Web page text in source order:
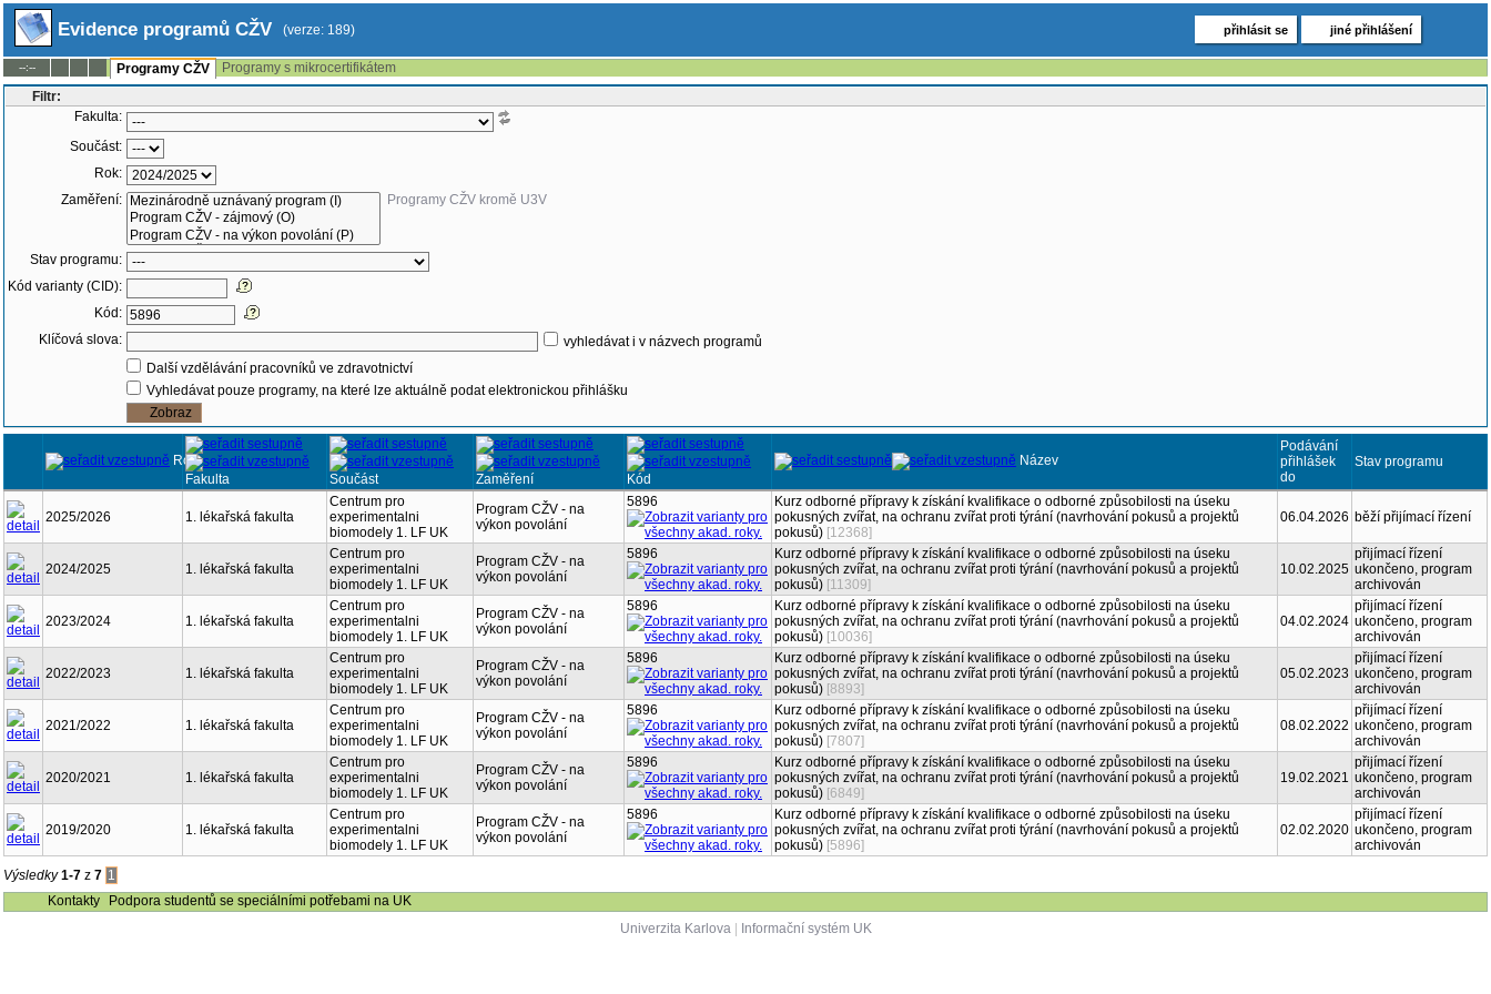
Evidence programů CŽV (verze: 189) přihlásit se jiné přihlášení
--:-- Programy CŽV
Programy s mikrocertifikátem
Filtr:
Fakulta:
Součást:
Rok:
Zaměření:
Programy CŽV kromě U3V
Stav programu:
Kód varianty (CID):
Kód:
Klíčová slova:
vyhledávat i v názvech programů
Další vzdělávání pracovníků ve zdravotnictví
Vyhledávat pouze programy, na které lze aktuálně podat elektronickou přihlášku
Rok
Fakulta
Součást Zaměření Kód
Název
Podávání
přihlášek
do
Stav programu
2025/2026 1. lékařská fakulta
Centrum pro
experimentalni
biomodely 1. LF UK
Program CŽV - na
výkon povolání
5896
Kurz odborné přípravy k získání kvalifikace o odborné způsobilosti na úseku
pokusných zvířat, na ochranu zvířat proti týrání (navrhování pokusů a projektů
pokusů) [12368]
06.04.2026 běží přijímací řízení
2024/2025 1. lékařská fakulta
Centrum pro
experimentalni
biomodely 1. LF UK
Program CŽV - na
výkon povolání
5896
Kurz odborné přípravy k získání kvalifikace o odborné způsobilosti na úseku
pokusných zvířat, na ochranu zvířat proti týrání (navrhování pokusů a projektů
pokusů) [11309]
10.02.2025
přijímací řízení
ukončeno, program
archivován
2023/2024 1. lékařská fakulta
Centrum pro
experimentalni
biomodely 1. LF UK
Program CŽV - na
výkon povolání
5896
Kurz odborné přípravy k získání kvalifikace o odborné způsobilosti na úseku
pokusných zvířat, na ochranu zvířat proti týrání (navrhování pokusů a projektů
pokusů) [10036]
04.02.2024
přijímací řízení
ukončeno, program
archivován
2022/2023 1. lékařská fakulta
Centrum pro
experimentalni
biomodely 1. LF UK
Program CŽV - na
výkon povolání
5896
Kurz odborné přípravy k získání kvalifikace o odborné způsobilosti na úseku
pokusných zvířat, na ochranu zvířat proti týrání (navrhování pokusů a projektů
pokusů) [8893]
05.02.2023
přijímací řízení
ukončeno, program
archivován
2021/2022 1. lékařská fakulta
Centrum pro
experimentalni
biomodely 1. LF UK
Program CŽV - na
výkon povolání
5896
Kurz odborné přípravy k získání kvalifikace o odborné způsobilosti na úseku
pokusných zvířat, na ochranu zvířat proti týrání (navrhování pokusů a projektů
pokusů) [7807]
08.02.2022
přijímací řízení
ukončeno, program
archivován
2020/2021 1. lékařská fakulta
Centrum pro
experimentalni
biomodely 1. LF UK
Program CŽV - na
výkon povolání
5896
Kurz odborné přípravy k získání kvalifikace o odborné způsobilosti na úseku
pokusných zvířat, na ochranu zvířat proti týrání (navrhování pokusů a projektů
pokusů) [6849]
19.02.2021
přijímací řízení
ukončeno, program
archivován
2019/2020 1. lékařská fakulta
Centrum pro
experimentalni
biomodely 1. LF UK
Program CŽV - na
výkon povolání
5896
Kurz odborné přípravy k získání kvalifikace o odborné způsobilosti na úseku
pokusných zvířat, na ochranu zvířat proti týrání (navrhování pokusů a projektů
pokusů) [5896]
02.02.2020
přijímací řízení
ukončeno, program
archivován
Výsledky1-7 z 7 1
Kontakty
Podpora studentů se speciálními potřebami na UK
Univerzita Karlova| Informační systém UK